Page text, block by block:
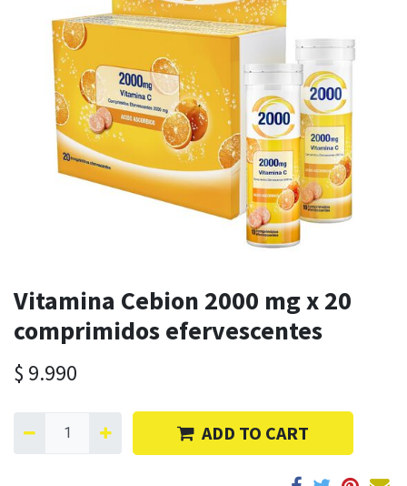
Vitamina Cebion 2000 mg x 20
comprimidos efervescentes
$ 9.990
ADD TO CART